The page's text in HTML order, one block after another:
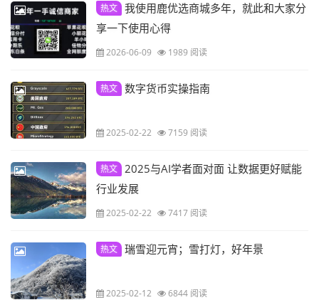
热文 我使用鹿优选商城多年，就此和大家分
享一下使用心得
2026-06-09 1989 阅读
热文 数字货币实操指南
2025-02-22 7159 阅读
热文 2025与AI学者面对面 让数据更好赋能
行业发展
2025-02-22 7417 阅读
热文 瑞雪迎元宵；雪打灯，好年景
2025-02-12 6844 阅读